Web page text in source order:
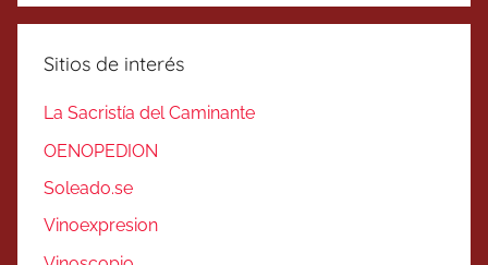
Sitios de interés
La Sacristía del Caminante
OENOPEDION
Soleado.se
Vinoexpresion